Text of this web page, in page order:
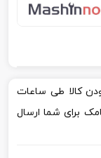
کالا طی ساعات
برای شما ارسال